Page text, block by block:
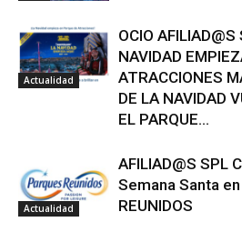
Actualidad
OCIO
NAVIDAD
ATRACCIONES
DE LA NAVIDAD
EL PARQUE...
Actualidad
AFILIAD@S SPL
Semana Santa
REUNIDOS